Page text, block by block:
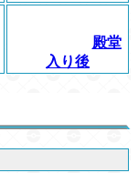
殿堂
入り後